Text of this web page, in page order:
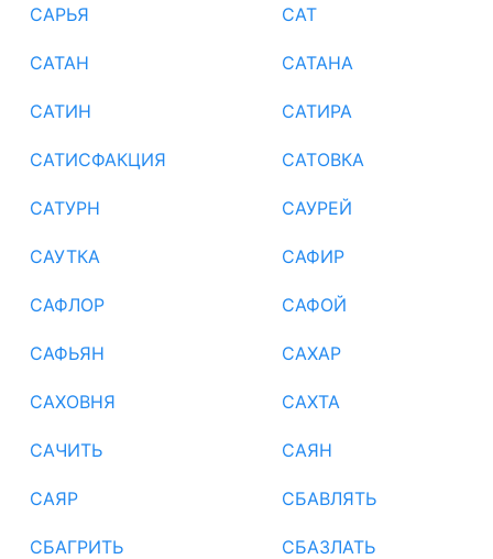
САРЬЯ САТ
САТАН САТАНА
САТИН САТИРА
САТИСФАКЦИЯ САТОВКА
САТУРН САУРЕЙ
САУТКА САФИР
САФЛОР САФОЙ
САФЬЯН САХАР
САХОВНЯ САХТА
САЧИТЬ САЯН
САЯР СБАВЛЯТЬ
СБАГРИТЬ СБАЗЛАТЬ